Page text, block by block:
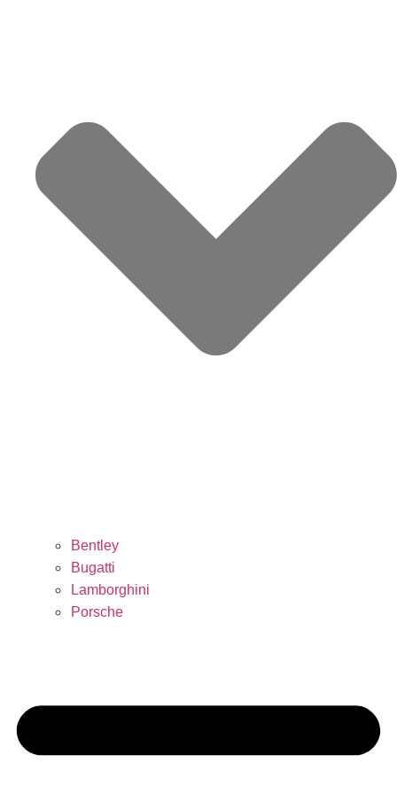
Bentley
Bugatti
Lamborghini
Porsche